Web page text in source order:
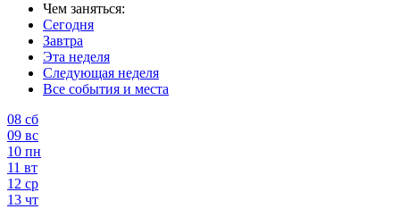
Чем заняться:
Сегодня
Завтра
Эта неделя
Следующая неделя
Все события и места
08 сб
09 вс
10 пн
11 вт
12 ср
13 чт